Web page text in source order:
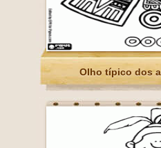
Olho típico dos